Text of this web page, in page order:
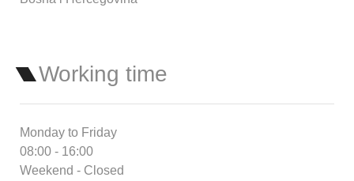
Working time
Monday to Friday
08:00 - 16:00
Weekend - Closed